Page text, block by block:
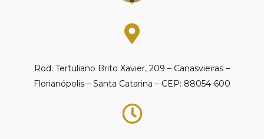
Rod. Tertuliano Brito Xavier, 209 – Canasvieiras –
Florianópolis – Santa Catarina – CEP: 88054-600